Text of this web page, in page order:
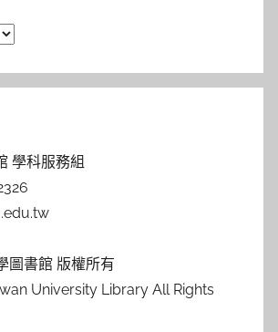
學科服務組
圖書館 版權所有
University Library All Rights